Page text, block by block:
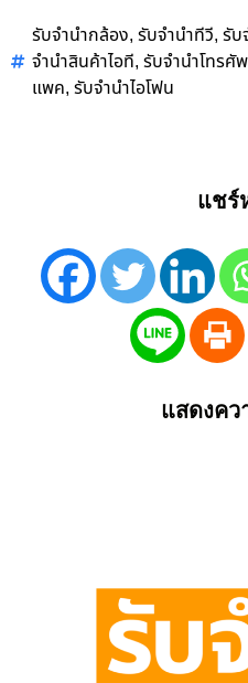
รับจำนำกล้อง, รับจำนำทีวี, รับ
จำนำสินค้าไอที, รับจำนำโทรศั
แพค, รับจำนำไอโฟน
แชร์
แสดงคว